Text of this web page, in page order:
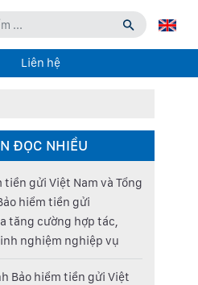
Liên hệ
ĐỌC NHIỀU
tiền gửi Việt Nam và Tổng
hiểm tiền gửi
tăng cường hợp tác,
nghiệm nghiệp vụ
Bảo hiểm tiền gửi Việt